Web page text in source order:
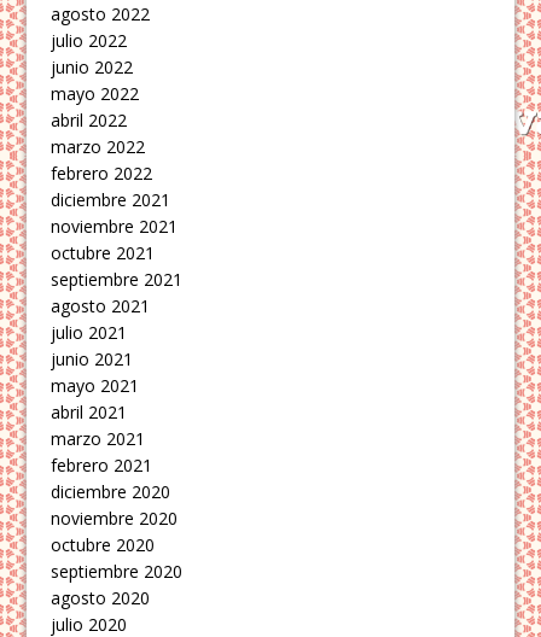
agosto 2022
julio 2022
junio 2022
mayo 2022
abril 2022
marzo 2022
febrero 2022
diciembre 2021
noviembre 2021
octubre 2021
septiembre 2021
agosto 2021
julio 2021
junio 2021
mayo 2021
abril 2021
marzo 2021
febrero 2021
diciembre 2020
noviembre 2020
octubre 2020
septiembre 2020
agosto 2020
julio 2020